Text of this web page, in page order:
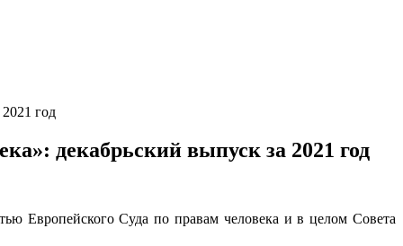
год
декабрьский выпуск за 2021 год
Европейского Суда по правам человека и в целом Совета